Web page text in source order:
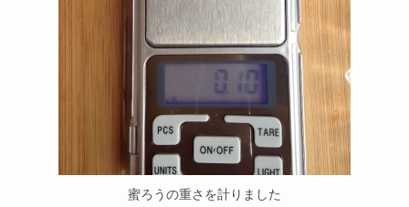
蜜ろうの重さを計りました